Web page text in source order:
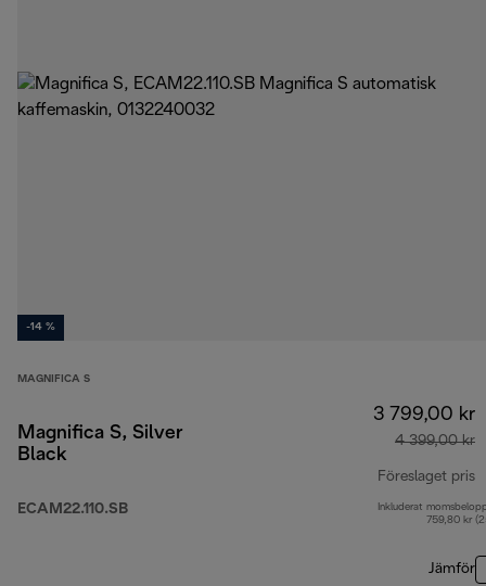
-14 %
MAGNIFICA S
Magnifica S, Silver
Black
ECAM22.110.SB
3 799,00 kr
4 399,00 kr
Föreslaget pris
Inkluderat
759,80 kr
Jämför